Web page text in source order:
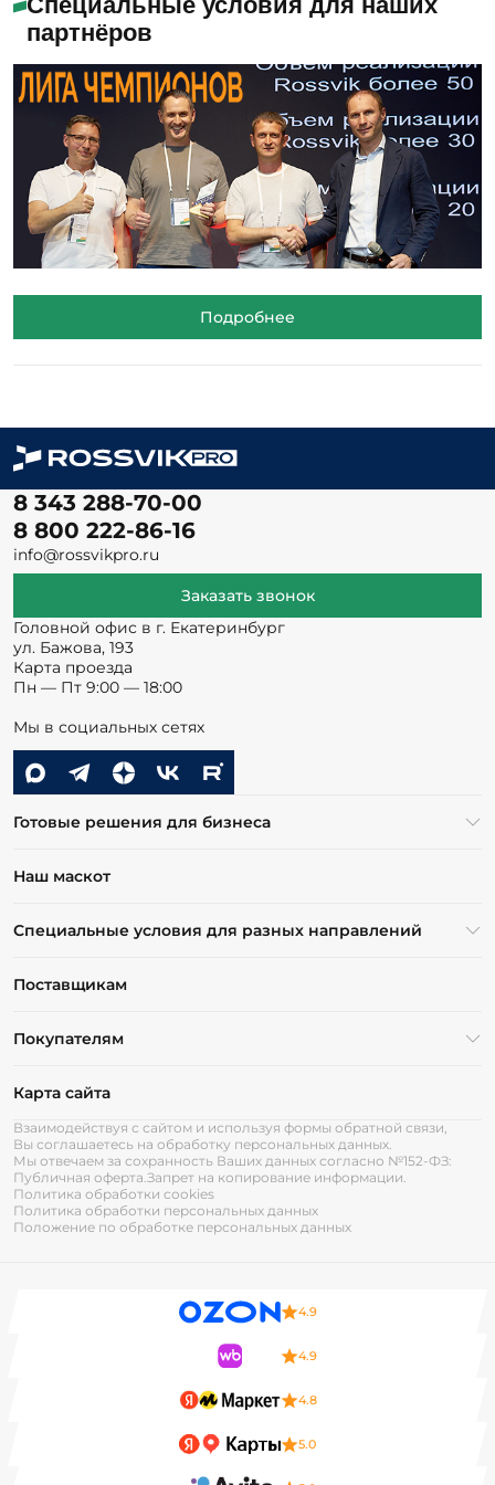
партнёров
Подробнее
8 343 288-70-00
8 800 222-86-16
info@rossvikpro.ru
Заказать звонок
Головной офис в г. Екатеринбург
ул. Бажова, 193
Карта проезда
Пн — Пт 9:00 — 18:00
Мы в социальных сетях
Готовые решения для бизнеса
Наш маскот
Специальные условия для разных направлений
Поставщикам
Покупателям
Карта сайта
Взаимодействуя с сайтом и используя формы обратной связи,
Вы соглашаетесь на обработку персональных данных.
Мы отвечаем за сохранность Ваших данных согласно №152-ФЗ:
Публичная оферта.Запрет на копирование информации.
Политика обработки cookies
Политика обработки персональных данных
Положение по обработке персональных данных
4.9
4.9
4.8
5.0